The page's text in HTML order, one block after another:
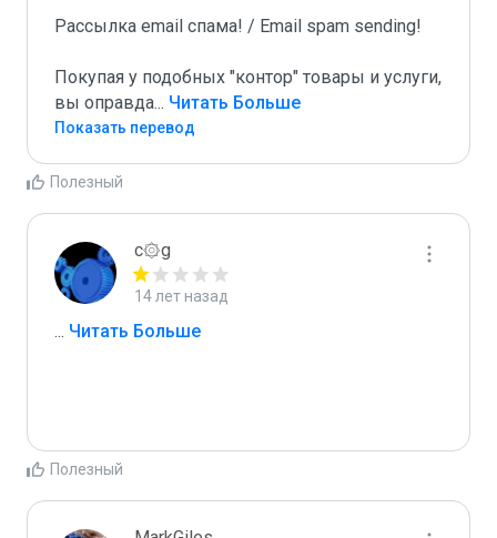
Рассылка email спама! / Email spam sending!
Покупая у подобных "контор" товары и услуги,
вы оправда... Читать Больше
Показать перевод
Полезный
c۞g
14 лет назад
... Читать Больше
Полезный